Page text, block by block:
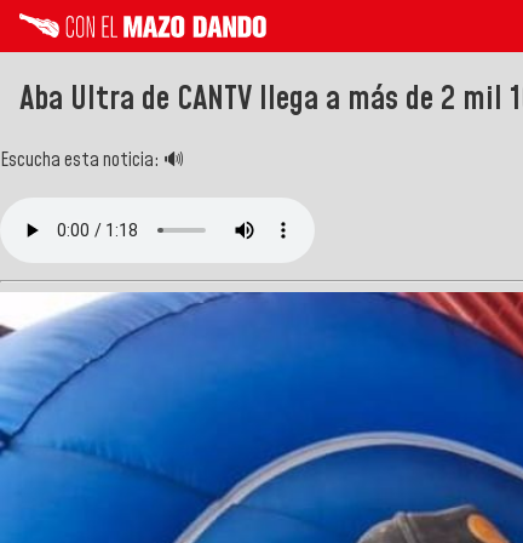
Aba Ultra de CANTV llega a más de 2
Escucha esta noticia: 🔊